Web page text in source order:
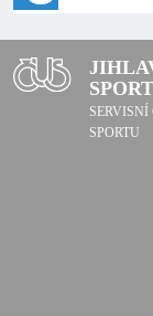
SERVISNÍ
SPORTU